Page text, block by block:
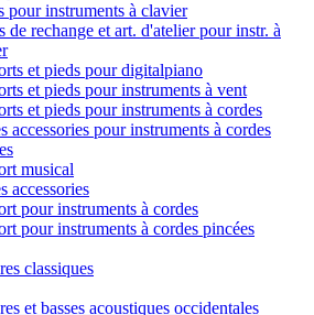
pour instruments à clavier
de rechange et art. d'atelier pour instr. à
et pieds pour digitalpiano
et pieds pour instruments à vent
et pieds pour instruments à cordes
accessories pour instruments à cordes
musical
accessories
pour instruments à cordes
pour instruments à cordes pincées
classiques
et basses acoustiques occidentales